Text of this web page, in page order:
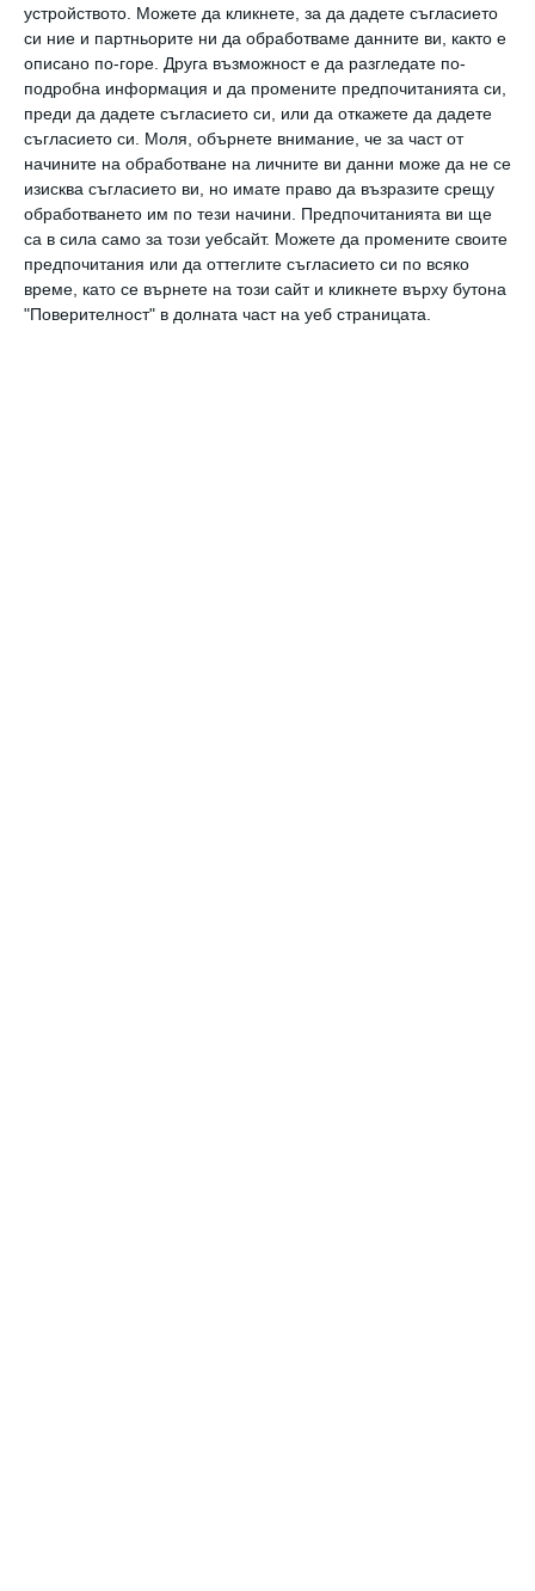
устройството. Можете да кликнете, за да дадете съгласието
си ние и партньорите ни да обработваме данните ви, както е
описано по-горе. Друга възможност е да разгледате по-
подробна информация и да промените предпочитанията си,
преди да дадете съгласието си, или да откажете да дадете
съгласието си. Моля, обърнете внимание, че за част от
начините на обработване на личните ви данни може да не се
изисква съгласието ви, но имате право да възразите срещу
обработването им по тези начини. Предпочитанията ви ще
са в сила само за този уебсайт. Можете да промените своите
предпочитания или да оттеглите съгласието си по всяко
време, като се върнете на този сайт и кликнете върху бутона
"Поверителност" в долната част на уеб страницата.
Здраве
Ръст и тегло на бебето до 1 година
Какви са нормите месец по месец и на какво може
да се дължат отклоненията от тях